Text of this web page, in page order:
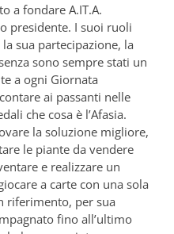
a fondare A.IT.A.
presidente. I suoi ruoli
sua partecipazione, la
sono sempre stati un
a ogni Giornata
ai passanti nelle
che cosa è l’Afasia.
la soluzione migliore,
le piante da vendere
e realizzare un
a carte con una sola
riferimento, per sua
fino all’ultimo